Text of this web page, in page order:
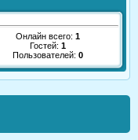
Онлайн всего: 1
Гостей: 1
Пользователей: 0